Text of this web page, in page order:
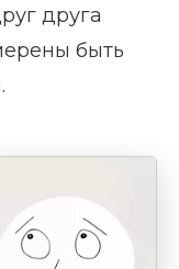
друга
быть